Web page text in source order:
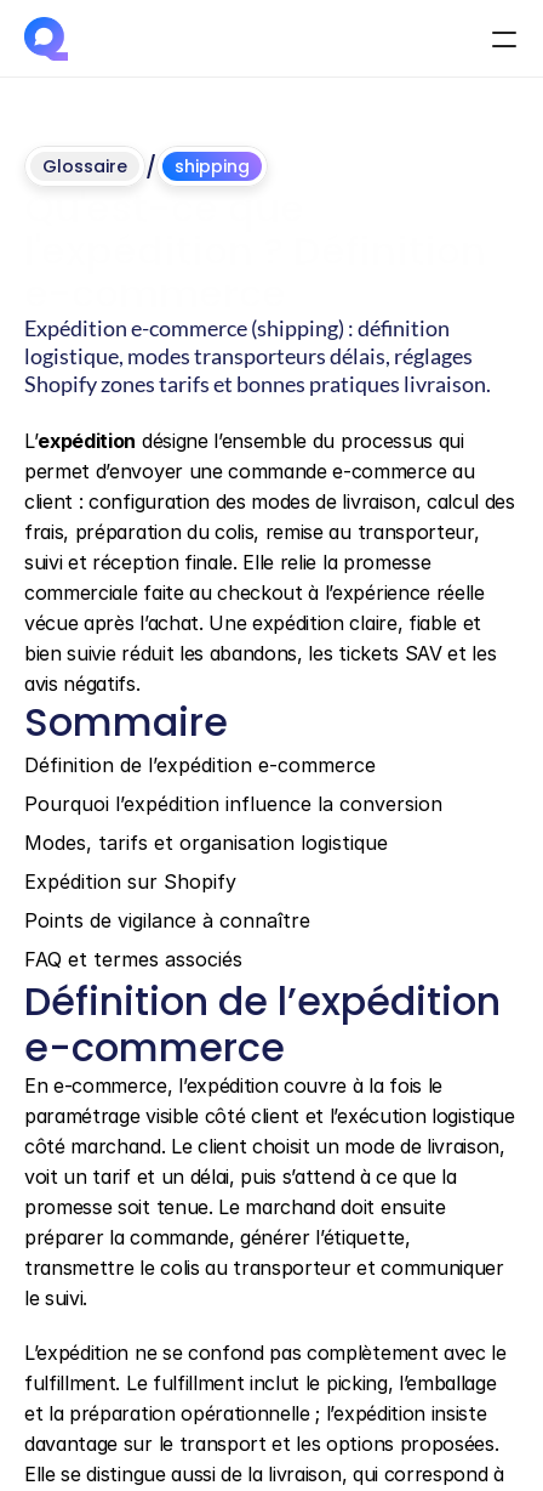
Glossaire / shipping
Expédition e-commerce (shipping) : définition
logistique, modes transporteurs délais, réglages
Shopify zones tarifs et bonnes pratiques livraison.
L’expédition désigne l’ensemble du processus qui
permet d’envoyer une commande e-commerce au
client : configuration des modes de livraison, calcul des
frais, préparation du colis, remise au transporteur,
suivi et réception finale. Elle relie la promesse
commerciale faite au checkout à l’expérience réelle
vécue après l’achat. Une expédition claire, fiable et
bien suivie réduit les abandons, les tickets SAV et les
avis négatifs.
Sommaire
Définition de l’expédition e-commerce
Pourquoi l’expédition influence la conversion
Modes, tarifs et organisation logistique
Expédition sur Shopify
Points de vigilance à connaître
FAQ et termes associés
Définition de l’expédition
e-commerce
En e-commerce, l’expédition couvre à la fois le
paramétrage visible côté client et l’exécution logistique
côté marchand. Le client choisit un mode de livraison,
voit un tarif et un délai, puis s’attend à ce que la
promesse soit tenue. Le marchand doit ensuite
préparer la commande, générer l’étiquette,
transmettre le colis au transporteur et communiquer
le suivi.
L’expédition ne se confond pas complètement avec le
fulfillment. Le fulfillment inclut le picking, l’emballage
et la préparation opérationnelle ; l’expédition insiste
davantage sur le transport et les options proposées.
Elle se distingue aussi de la livraison, qui correspond à